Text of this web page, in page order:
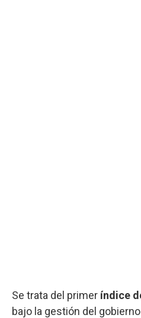
Se trata del primer índice
bajo la gestión del